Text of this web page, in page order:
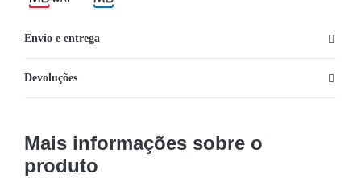
de
para
piscinas
Envio e entrega
Devoluções
Mais informações sobre o
produto